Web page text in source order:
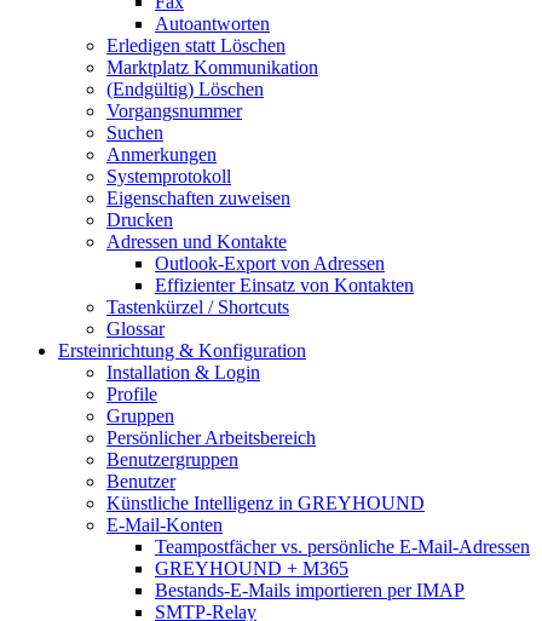
Autoantworten
Erledigen statt Löschen
Marktplatz Kommunikation
(Endgültig) Löschen
Vorgangsnummer
Suchen
Anmerkungen
Systemprotokoll
Eigenschaften zuweisen
Drucken
Adressen und Kontakte
Outlook-Export von Adressen
Effizienter Einsatz von Kontakten
Tastenkürzel / Shortcuts
Glossar
Ersteinrichtung & Konfiguration
Installation & Login
Profile
Gruppen
Persönlicher Arbeitsbereich
Benutzergruppen
Benutzer
Künstliche Intelligenz in GREYHOUND
E-Mail-Konten
Teampostfächer vs. persönliche E-Mail-Adressen
GREYHOUND + M365
Bestands-E-Mails importieren per IMAP
SMTP-Relay